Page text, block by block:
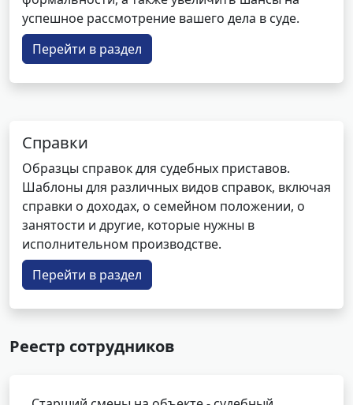
успешное рассмотрение вашего дела в суде.
Перейти в раздел
Справки
Образцы справок для судебных приставов.
Шаблоны для различных видов справок, включая
справки о доходах, о семейном положении, о
занятости и другие, которые нужны в
исполнительном производстве.
Перейти в раздел
Реестр сотрудников